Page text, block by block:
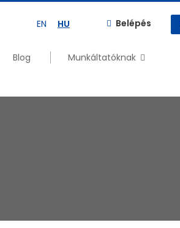
EN HU Belépés
Blog
Munkáltatóknak